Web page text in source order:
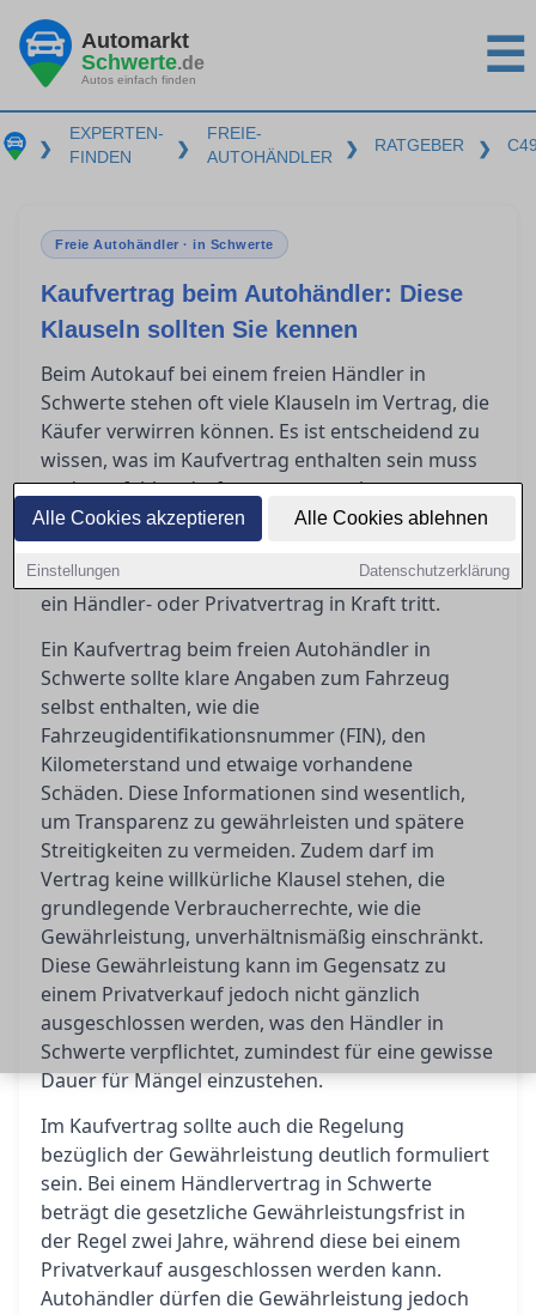
Alle Cookies akzeptieren Alle Cookies ablehnen
Einstellungen Datenschutzerklärung
Automarkt
Schwerte.de
Autos einfach finden ☰
❯
EXPERTEN-
FINDEN
❯
FREIE-
AUTOHÄNDLER
❯ RATGEBER ❯
Freie Autohändler · in Schwerte
Kaufvertrag beim Autohändler: Diese
Klauseln sollten Sie kennen
Beim Autokauf bei einem freien Händler in
Schwerte stehen oft viele Klauseln im Vertrag, die
Käufer verwirren können. Es ist entscheidend zu
wissen, was im Kaufvertrag enthalten sein muss
und was fehlen darf, um unangenehme
Überraschungen zu vermeiden. Dieser Artikel gibt
Aufschluss darüber, was der
Gewährleistungsausschluss bedeutet und wann
ein Händler- oder Privatvertrag in Kraft tritt.
Ein Kaufvertrag beim freien Autohändler in
Schwerte sollte klare Angaben zum Fahrzeug
selbst enthalten, wie die
Fahrzeugidentifikationsnummer (FIN), den
Kilometerstand und etwaige vorhandene
Schäden. Diese Informationen sind wesentlich,
um Transparenz zu gewährleisten und spätere
Streitigkeiten zu vermeiden. Zudem darf im
Vertrag keine willkürliche Klausel stehen, die
grundlegende Verbraucherrechte, wie die
Gewährleistung, unverhältnismäßig einschränkt.
Diese Gewährleistung kann im Gegensatz zu
einem Privatverkauf jedoch nicht gänzlich
ausgeschlossen werden, was den Händler in
Schwerte verpflichtet, zumindest für eine gewisse
Dauer für Mängel einzustehen.
Im Kaufvertrag sollte auch die Regelung
bezüglich der Gewährleistung deutlich formuliert
sein. Bei einem Händlervertrag in Schwerte
beträgt die gesetzliche Gewährleistungsfrist in
der Regel zwei Jahre, während diese bei einem
Privatverkauf ausgeschlossen werden kann.
Autohändler dürfen die Gewährleistung jedoch